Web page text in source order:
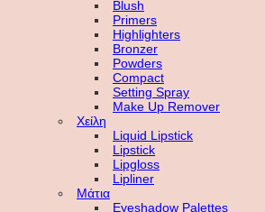
Blush
Primers
Highlighters
Bronzer
Powders
Compact
Setting Spray
Make Up Remover
Χείλη
Liquid Lipstick
Lipstick
Lipgloss
Lipliner
Μάτια
Eyeshadow Palettes